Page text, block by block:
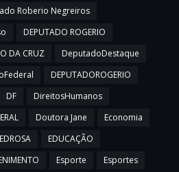
Roberio Negreiros
DEPUTADO ROGERIO
DA CRUZ
DeputadoDestaque
DEPUTADOROGERIO
DF
DireitosHumanos
Doutora Jane
Economia
EDUCAÇÃO
Esporte
Esportes